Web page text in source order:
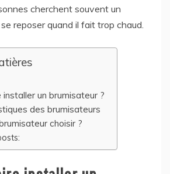
cherchent souvent un
reposer quand il fait trop chaud.
un brumisateur ?
des brumisateurs
choisir ?